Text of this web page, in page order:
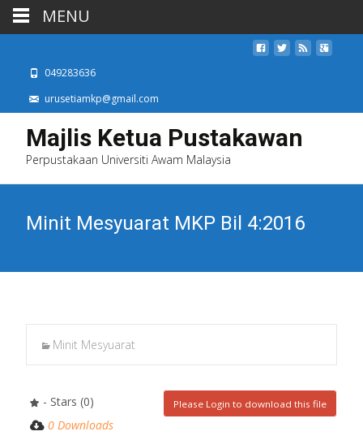
049283636
urusetiamkp@gmail.com
Majlis Ketua Pustakawan
Perpustakaan Universiti Awam Malaysia
Minit Mesyuarat MKP Bil 4:2016
Minit Mesyuarat
Please Login to download this file
- Stars (0)
0 Downloads
MENU